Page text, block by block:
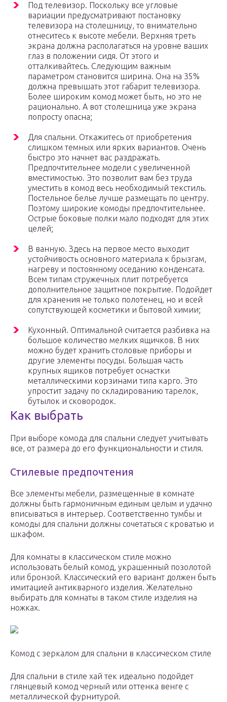
Под телевизор. Поскольку все угловые
вариации предусматривают постановку
телевизора на столешницу, то внимательно
отнеситесь к высоте мебели. Верхняя треть
экрана должна располагаться на уровне ваших
глаз в положении сидя. От этого и
отталкивайтесь. Следующим важным
параметром становится ширина. Она на 35%
должна превышать этот габарит телевизора.
Более широким комод может быть, но это не
рационально. А вот столешница уже экрана
попросту опасна;
Для спальни. Откажитесь от приобретения
слишком темных или ярких вариантов. Очень
быстро это начнет вас раздражать.
Предпочтительнее модели с увеличенной
вместимостью. Это позволит вам без труда
уместить в комод весь необходимый текстиль.
Постельное белье лучше размещать по центру.
Поэтому широкие комоды предпочтительнее.
Острые боковые полки мало подходят для этих
целей;
В ванную. Здесь на первое место выходит
устойчивость основного материала к брызгам,
нагреву и постоянному оседанию конденсата.
Всем типам стружечных плит потребуется
дополнительное защитное покрытие. Подойдет
для хранения не только полотенец, но и всей
сопутствующей косметики и бытовой химии;
Кухонный. Оптимальной считается разбивка на
большое количество мелких ящичков. В них
можно будет хранить столовые приборы и
другие элементы посуды. Большая часть
крупных ящиков потребует оснастки
металлическими корзинами типа карго. Это
упростит задачу по складированию тарелок,
бутылок и сковородок.
Как выбрать
При выборе комода для спальни следует учитывать
все, от размера до его функциональности и стиля.
Стилевые предпочтения
Все элементы мебели, размещенные в комнате
должны быть гармоничным единым целым и удачно
вписываться в интерьер. Соответственно тумбы и
комоды для спальни должны сочетаться с кроватью и
шкафом.
Для комнаты в классическом стиле можно
использовать белый комод, украшенный позолотой
или бронзой. Классический его вариант должен быть
имитацией антикварного изделия. Желательно
выбирать для комнаты в таком стиле изделия на
ножках.
Комод с зеркалом для спальни в классическом стиле
Для спальни в стиле хай тек идеально подойдет
глянцевый комод черный или оттенка венге с
металлической фурнитурой.